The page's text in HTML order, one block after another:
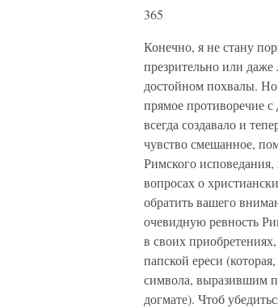
365
Конечно, я не стану
презрительно или
достойном похвалы. Но
прямое противоречие
всегда создавало и
чувство смешанное,
Римского
вопросах о
обратить вашего
очевидную ревность
в своих
папской ереси
символа, выразившим
догмате). Чтоб